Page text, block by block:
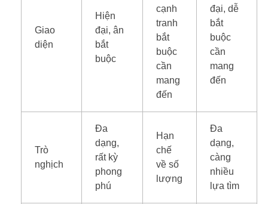
Giao
diện
Hiện
đại, ân
bắt
buộc
cạnh
tranh
bắt
buộc
cần
mang
đến
đại, dễ
bắt
buộc
cần
mang
đến
Trò
nghịch
Đa
dạng,
rất kỳ
phong
phú
Hạn
chế
về số
lượng
Đa
dạng,
càng
nhiều
lựa tìm